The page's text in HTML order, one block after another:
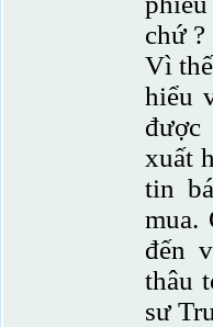
chứ ?
Vì
hiểu
được
xuất
tin
mua.
đến
thâu
sư